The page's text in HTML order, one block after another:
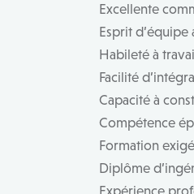
Excellente
Esprit
Habileté à
Facilité
Capacité à
Compétence
Formation
Diplôme